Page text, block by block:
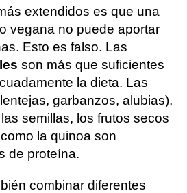
extendidos es que una
vegana no puede aportar
Esto es falso. Las
son más que suficientes
la dieta. Las
garbanzos, alubias),
semillas, los frutos secos
la quinoa son
de proteína.
combinar diferentes